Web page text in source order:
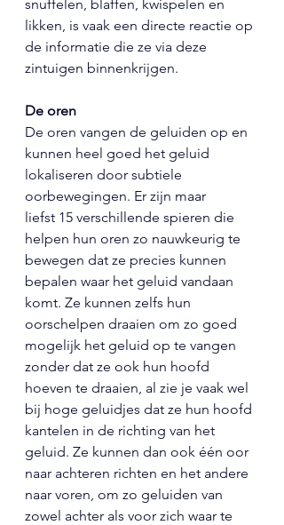
snuffelen, blaffen, kwispelen en
likken, is vaak een directe reactie op
de informatie die ze via deze
zintuigen binnenkrijgen.
De oren
De oren vangen de geluiden op en
kunnen heel goed het geluid
lokaliseren door subtiele
oorbewegingen. Er zijn maar
liefst 15 verschillende spieren die
helpen hun oren zo nauwkeurig te
bewegen dat ze precies kunnen
bepalen waar het geluid vandaan
komt. Ze kunnen zelfs hun
oorschelpen draaien om zo goed
mogelijk het geluid op te vangen
zonder dat ze ook hun hoofd
hoeven te draaien, al zie je vaak wel
bij hoge geluidjes dat ze hun hoofd
kantelen in de richting van het
geluid. Ze kunnen dan ook één oor
naar achteren richten en het andere
naar voren, om zo geluiden van
zowel achter als voor zich waar te